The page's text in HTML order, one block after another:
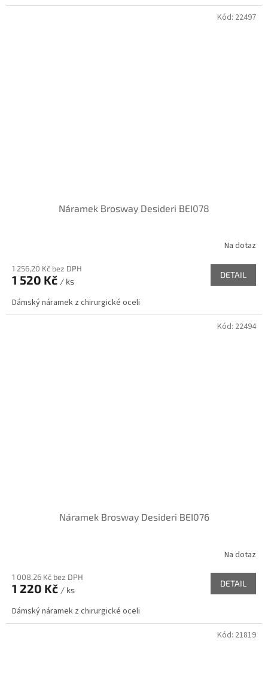
Náramek Brosway Desideri BEI078
Na dotaz
1 256,20 Kč bez DPH
1 520 Kč / ks
DETAIL
Dámský náramek z chirurgické oceli
Kód: 22497
Náramek Brosway Desideri BEI076
Na dotaz
1 008,26 Kč bez DPH
1 220 Kč / ks
DETAIL
Dámský náramek z chirurgické oceli
Kód: 22494
Kód: 21819